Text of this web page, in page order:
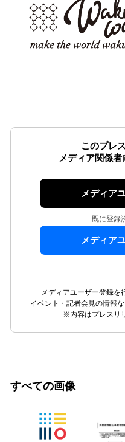
このプレ
メディア関係
メディア
既に登録
メディア
メディアユーザー登録を
イベント・記者会見の情報
※内容はプレスリ
すべての画像